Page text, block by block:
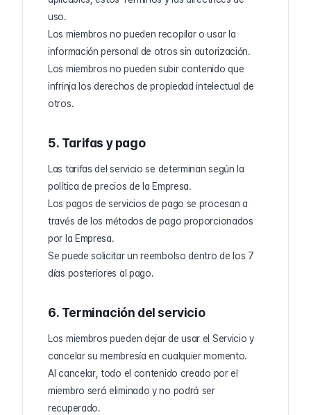
uso.
Los miembros no pueden recopilar o usar la
información personal de otros sin autorización.
Los miembros no pueden subir contenido que
infrinja los derechos de propiedad intelectual de
otros.
5. Tarifas y pago
Las tarifas del servicio se determinan según la
política de precios de la Empresa.
Los pagos de servicios de pago se procesan a
través de los métodos de pago proporcionados
por la Empresa.
Se puede solicitar un reembolso dentro de los 7
días posteriores al pago.
6. Terminación del servicio
Los miembros pueden dejar de usar el Servicio y
cancelar su membresía en cualquier momento.
Al cancelar, todo el contenido creado por el
miembro será eliminado y no podrá ser
recuperado.